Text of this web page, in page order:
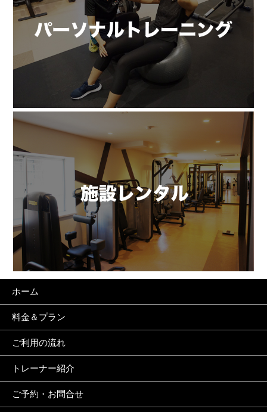
ホーム
料金＆プラン
ご利用の流れ
トレーナー紹介
ご予約・お問合せ